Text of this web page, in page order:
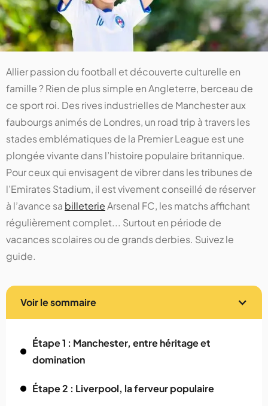
Allier passion du football et découverte culturelle en
famille ? Rien de plus simple en Angleterre, berceau de
ce sport roi. Des rives industrielles de Manchester aux
faubourgs animés de Londres, un road trip à travers les
stades emblématiques de la Premier League est une
plongée vivante dans l’histoire populaire britannique.
Pour ceux qui envisagent de vibrer dans les tribunes de
l’Emirates Stadium, il est vivement conseillé de réserver
à l’avance sa billeterieArsenal FC, les matchs affichant
régulièrement complet... Surtout en période de
vacances scolaires ou de grands derbies. Suivez le
guide.
Voir le sommaire
Étape 1 : Manchester, entre héritage et
domination
Étape 2 : Liverpool, la ferveur populaire